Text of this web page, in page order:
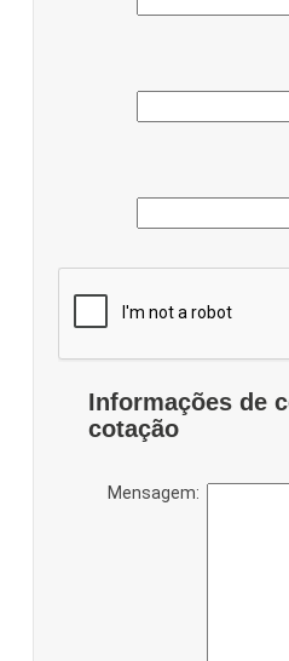
Informações de
cotação
Mensagem: